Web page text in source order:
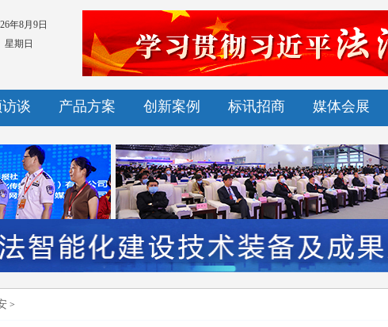
年8月9日
星期日
谈 产品方案 创新案例 标讯招商 媒体会展
>